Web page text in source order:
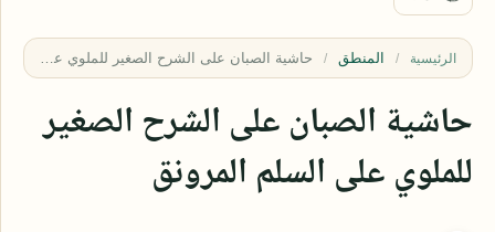
الرئيسية المنطق
حاشية الصبان على الشرح الصغير
للملوي على السلم المرونق